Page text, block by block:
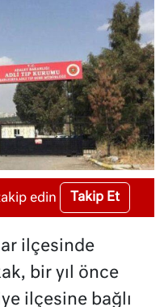
edin Takip Et
ilçesinde
bir yıl önce
ilçesine bağlı